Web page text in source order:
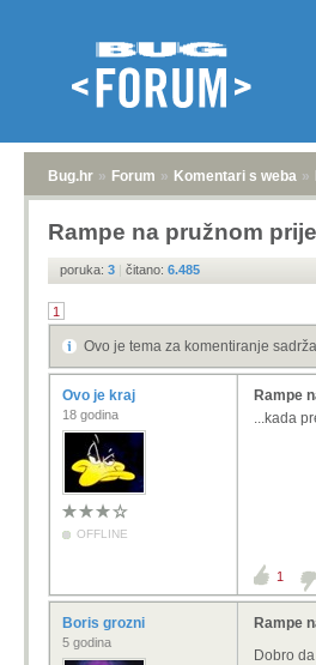
Bug.hr » Forum » Komentari s weba »
Rampe na pružnom
poruka: 3 | čitano: 6.485
1
Ovo je tema za komentiranje
Ovo je kraj
18 godina
OFFLINE
Rampe
...kada
1
Boris grozni
5 godina
Rampe
Dobro